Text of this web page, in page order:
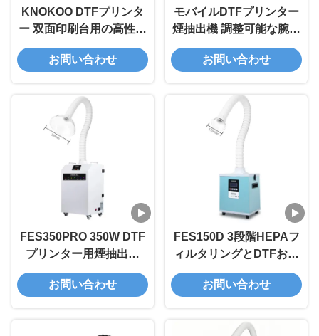
KNOKOO DTFプリンタ
ー 双面印刷台用の高性能
空気浄化器 FED200
お問い合わせ
モバイルDTFプリンター
煙抽出機 調整可能な腕付
きフィルムへの直接煙抽
出機
お問い合わせ
FES350PRO 350W DTF
プリンター用煙抽出機
3Dプリンタとレーザー彫
刻用多段階HEPAフィル
お問い合わせ
FES150D 3段階HEPAフ
ィルタリングとDTFおよ
び3Dプリンター用
278m3/hの空気速度を持
お問い合わせ